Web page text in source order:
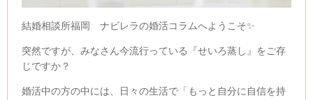
結婚相談所福岡 ナビレラの婚活コラムへようこそ✨
突然ですが、みなさん今流行っている『せいろ蒸し』をご存
じですか？
婚活中の方の中には、日々の生活で「もっと自分に自信を持